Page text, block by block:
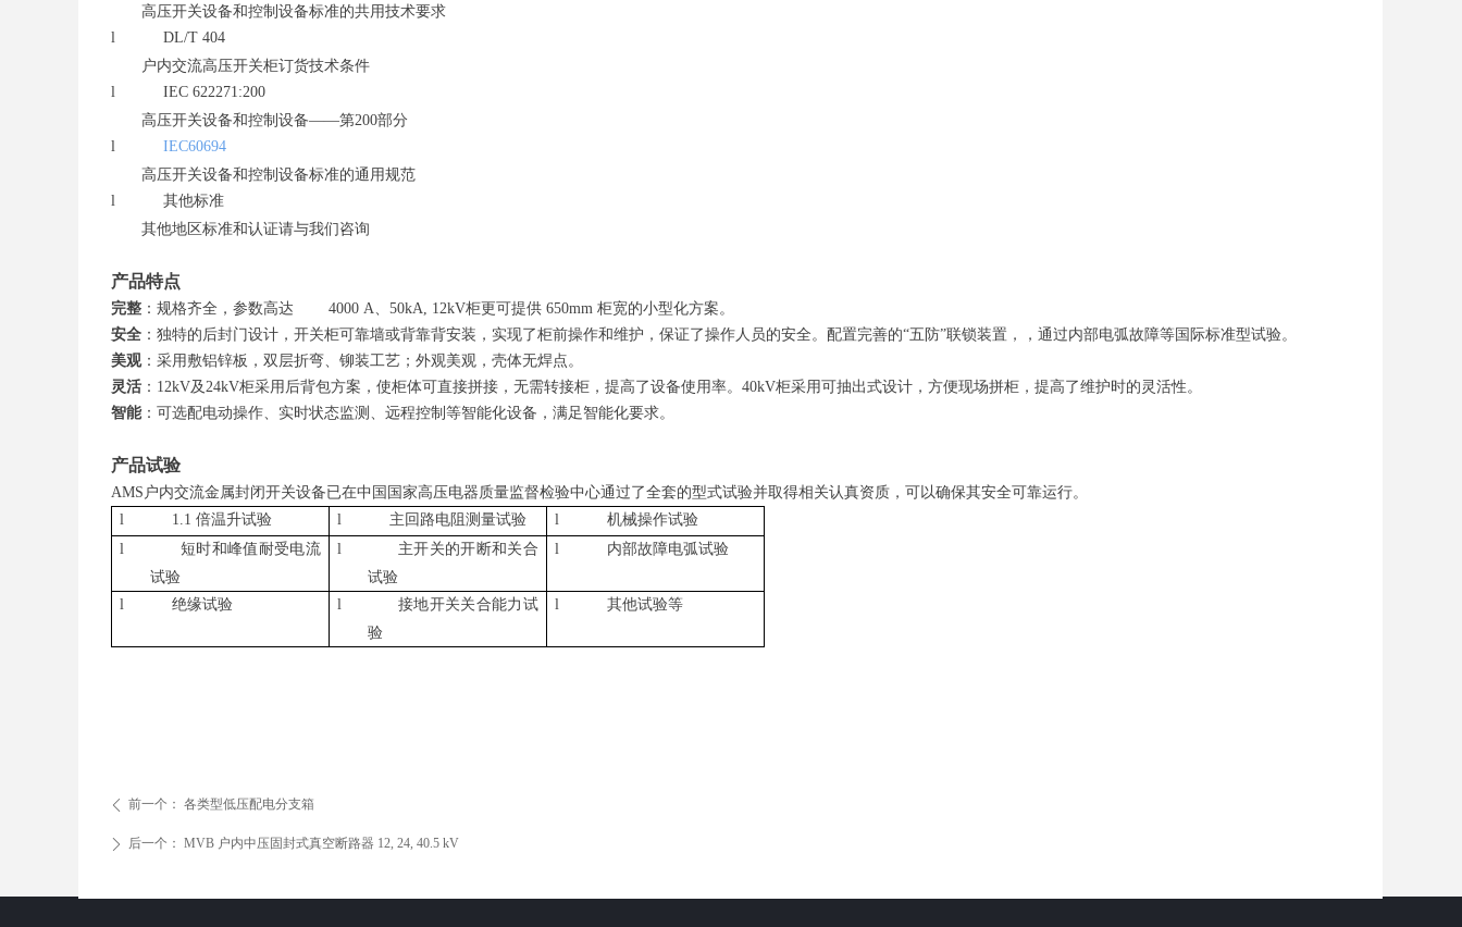
高压开关设备和控制设备标准的共用技术要求
l
DL/T 404
户内交流高压开关柜订货技术条件
l
IEC 622271:200
高压开关设备和控制设备——第200部分
l
IEC60694
高压开关设备和控制设备标准的通用规范
l
其他标准
其他地区标准和认证请与我们咨询
产品特点
完整 ： 规格齐全，参数高达 4000 A、50kA, 12kV柜更可提供 650mm 柜宽的小型化方案。
安全 ： 独特的后封门设计，开关柜可靠墙或背靠背安装，实现了柜前操作和维护，保证了操作人员的安全。 配置完善的“五防”联锁装置，，通过内部电弧故障等国际标准型试验。
美观： 采用敷铝锌板，双层折弯、 铆装工艺 ； 外观美观，壳体无焊点。
灵活 ： 12kV及24kV柜采用 后背包方案 ， 使柜体可直接拼接，无需转接柜，提高了设备使用率。 40kV柜采用可抽出式设计， 方便现场拼柜，提高了维护时的灵活性。
智能： 可选配电动操作、实时状态监测、远程控制等智能化设备，满足智能化要求。
产品试验
AMS 户内交流金属封闭开关设备已在中国国家高压电器质量监督检验中心通过了全套的型式试验并取得相关认真资质 ，可以确保其安全可靠运行。
l
1.1 倍温升试验 l 主回路电阻测量试验 l
机械操作试验
l
短时和峰值耐受电流
试验
l
主开关的开断和关合
试验
l 内部故障电弧试验
l 绝缘试验 l
接地开关关合能力试
验
l 其他试验等
ꄴ 前一个： 各类型低压配电分支箱
ꄲ 后一个： MVB 户内中压固封式真空断路器 12, 24, 40.5 kV